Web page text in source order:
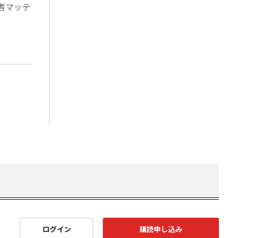
マッテ
ログイン 購読申し込み